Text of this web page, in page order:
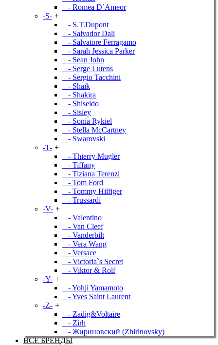
- Romea D`Ameor
-S- +
- S.T.Dupont
- Salvador Dali
- Salvatore Ferragamo
- Sarah Jessica Parker
- Sean John
- Serge Lutens
- Sergio Tacchini
- Shaik
- Shakira
- Shiseido
- Sisley
- Sonia Rykiel
- Stella McCartney
- Swarovski
-T- +
- Thierry Mugler
- Tiffany
- Tiziana Terenzi
- Tom Ford
- Tommy Hilfiger
- Trussardi
-V- +
- Valentino
- Van Cleef
- Vanderbilt
- Vera Wang
- Versace
- Victoria`s Secret
- Viktor & Rolf
-Y- +
- Yohji Yamamoto
- Yves Saint Laurent
-Z- +
- Zadig&Voltaire
- Zirh
- Жириновский (Zhirinovsky)
ВСЕ БРЕНДЫ